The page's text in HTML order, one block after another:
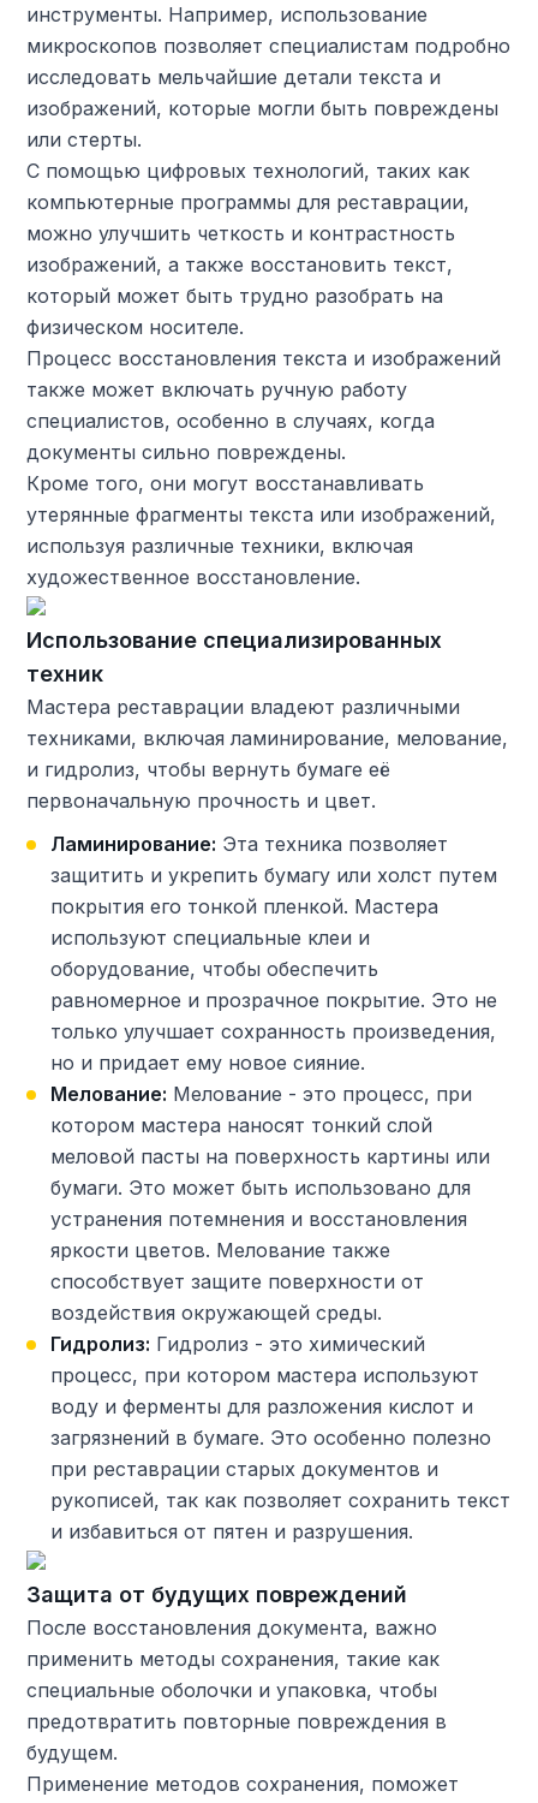
инструменты. Например, использование
микроскопов позволяет специалистам подробно
исследовать мельчайшие детали текста и
изображений, которые могли быть повреждены
или стерты.
С помощью цифровых технологий, таких как
компьютерные программы для реставрации,
можно улучшить четкость и контрастность
изображений, а также восстановить текст,
который может быть трудно разобрать на
физическом носителе.
Процесс восстановления текста и изображений
также может включать ручную работу
специалистов, особенно в случаях, когда
документы сильно повреждены.
Кроме того, они могут восстанавливать
утерянные фрагменты текста или изображений,
используя различные техники, включая
художественное восстановление.
Использование специализированных
техник
Мастера реставрации владеют различными
техниками, включая ламинирование, мелование,
и гидролиз, чтобы вернуть бумаге её
первоначальную прочность и цвет.
Ламинирование: Эта техника позволяет
защитить и укрепить бумагу или холст путем
покрытия его тонкой пленкой. Мастера
используют специальные клеи и
оборудование, чтобы обеспечить
равномерное и прозрачное покрытие. Это не
только улучшает сохранность произведения,
но и придает ему новое сияние.
Мелование: Мелование - это процесс, при
котором мастера наносят тонкий слой
меловой пасты на поверхность картины или
бумаги. Это может быть использовано для
устранения потемнения и восстановления
яркости цветов. Мелование также
способствует защите поверхности от
воздействия окружающей среды.
Гидролиз: Гидролиз - это химический
процесс, при котором мастера используют
воду и ферменты для разложения кислот и
загрязнений в бумаге. Это особенно полезно
при реставрации старых документов и
рукописей, так как позволяет сохранить текст
и избавиться от пятен и разрушения.
Защита от будущих повреждений
После восстановления документа, важно
применить методы сохранения, такие как
специальные оболочки и упаковка, чтобы
предотвратить повторные повреждения в
будущем.
Применение методов сохранения, поможет